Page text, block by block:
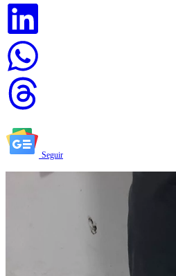
Seguir